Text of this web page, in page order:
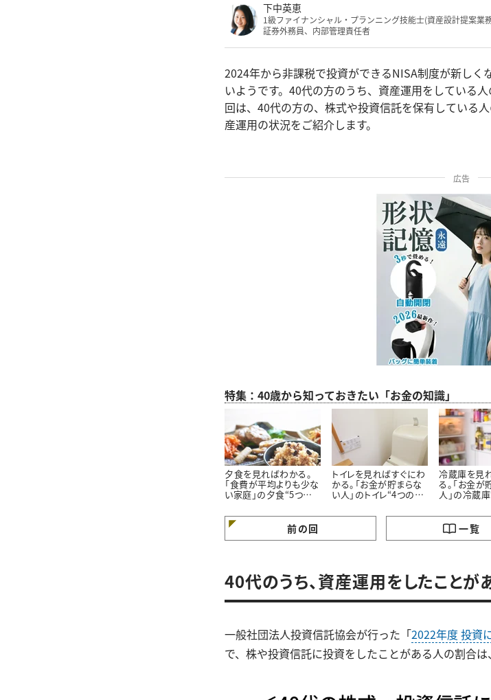
下中英恵
1級ファイナンシャル・プランニング技能士(資産設計提案業
証券外務員、内部管理責任者
2024年から非課税で投資ができるNISA制度が新しく
いようです。40代の方のうち、資産運用をしている
回は、40代の方の、株式や投資信託を保有している
産運用の状況をご紹介します。
広告
特集：40歳から知っておきたい「お金の知識」
夕食を見ればわかる。
「食費が平均よりも少な
い家庭」の夕食“5つの
トイレを見ればすぐにわ
かる。「お金が貯まらな
い人」のトイレ“4つの特
冷蔵庫を見
る。「お金が
人」の冷蔵
前の回 一覧
40代のうち、資産運用をしたことが
一般社団法人投資信託協会が行った「2022年度 投資
で、株や投資信託に投資をしたことがある人の割合は